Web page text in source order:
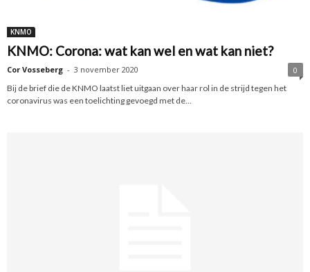
KNMO
KNMO: Corona: wat kan wel en wat kan niet?
Cor Vosseberg - 3 november 2020
0
Bij de brief die de KNMO laatst liet uitgaan over haar rol in de strijd tegen het
coronavirus was een toelichting gevoegd met de...